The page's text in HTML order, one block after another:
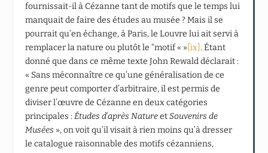
fournissait-il à Cézanne tant de motifs que le temps lui
manquait de faire des études au musée ? Mais il se
pourrait qu’en échange, à Paris, le Louvre lui ait servi à
remplacer la nature ou plutôt le “motif « » [ix]. Étant
donné que dans ce même texte John Rewald déclarait :
« Sans méconnaître ce qu’une généralisation de ce
genre peut comporter d’arbitraire, il est permis de
diviser l’œuvre de Cézanne en deux catégories
principales :Études d’après NatureetSouvenirs de
Musées », on voit qu’il visait à rien moins qu’à dresser
le catalogue raisonnable des motifs cézanniens,